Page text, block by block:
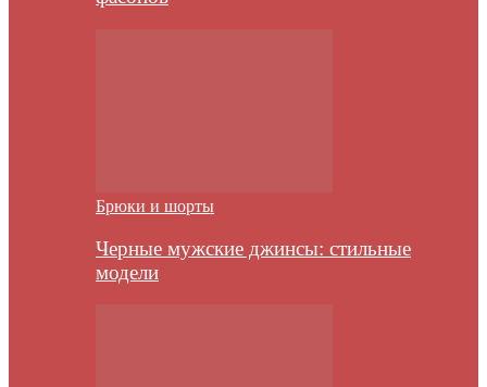
Брюки и шорты
Черные мужские джинсы: стильные
модели